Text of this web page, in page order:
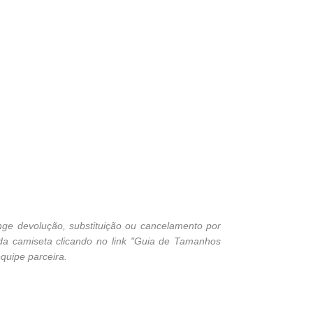
devolução, substituição ou cancelamento por
camiseta clicando no link "Guia de Tamanhos
parceira.